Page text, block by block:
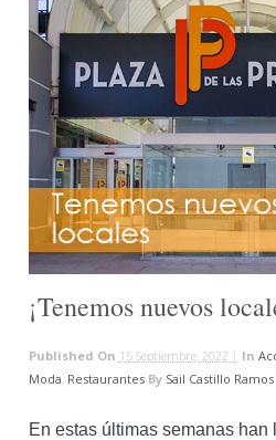
¡Tenemos nuevos
Published On 15 Septiembre, 2022 | In
Moda Restaurantes By Sail Castillo Ramos
En estas últimas semanas